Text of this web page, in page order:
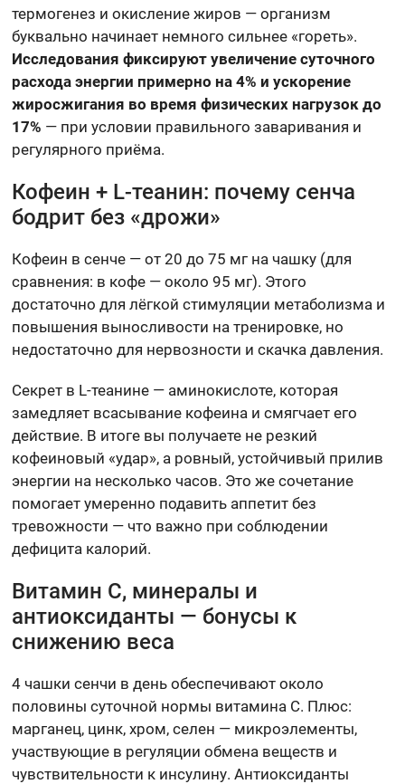
термогенез и окисление жиров — организм
буквально начинает немного сильнее «гореть».
Исследования фиксируют увеличение суточного
расхода энергии примерно на 4% и ускорение
жиросжигания во время физических нагрузок до
17% — при условии правильного заваривания и
регулярного приёма.
Кофеин + L-теанин: почему сенча
бодрит без «дрожи»
Кофеин в сенче — от 20 до 75 мг на чашку (для
сравнения: в кофе — около 95 мг). Этого
достаточно для лёгкой стимуляции метаболизма и
повышения выносливости на тренировке, но
недостаточно для нервозности и скачка давления.
Секрет в L-теанине — аминокислоте, которая
замедляет всасывание кофеина и смягчает его
действие. В итоге вы получаете не резкий
кофеиновый «удар», а ровный, устойчивый прилив
энергии на несколько часов. Это же сочетание
помогает умеренно подавить аппетит без
тревожности — что важно при соблюдении
дефицита калорий.
Витамин C, минералы и
антиоксиданты — бонусы к
снижению веса
4 чашки сенчи в день обеспечивают около
половины суточной нормы витамина C. Плюс:
марганец, цинк, хром, селен — микроэлементы,
участвующие в регуляции обмена веществ и
чувствительности к инсулину. Антиоксиданты